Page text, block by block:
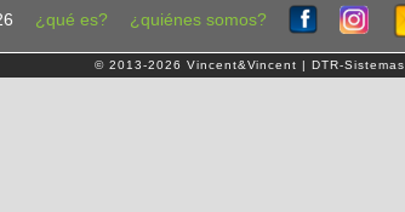
¿qué es? ¿quiénes somos?
© 2013-2026 Vincent&Vincent | DTR-Sistemas